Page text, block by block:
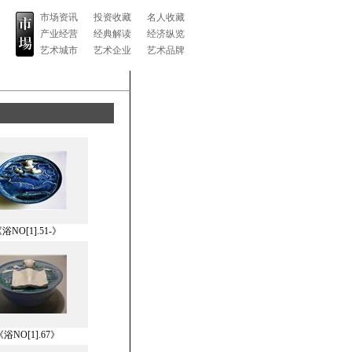
市场资讯
产业经营
艺术城市
投资收藏
经典解读
艺术企业
名人收藏
经济纵览
艺术品牌
NO[1].51-》
浴NO[1].67》